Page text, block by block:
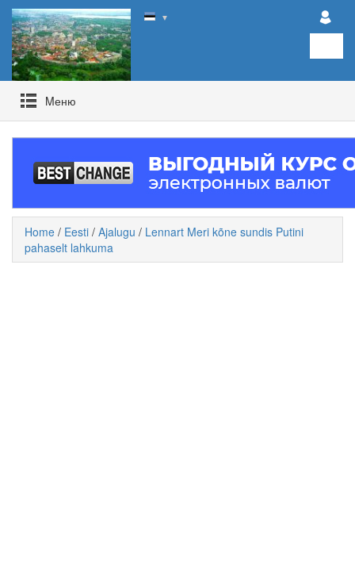
▼
Mеню
Home / Eesti / Ajalugu / Lennart Meri kõne sundis Putini
pahaselt lahkuma